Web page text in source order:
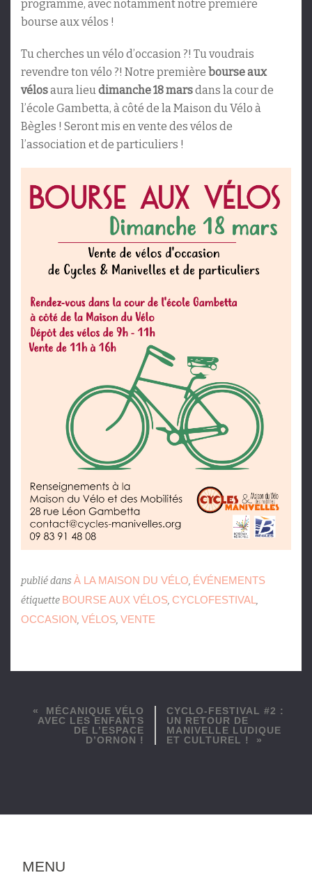
programme, avec notamment notre première
bourse aux vélos !
Tu cherches un vélo d’occasion ?! Tu voudrais
revendre ton vélo ?! Notre première bourse aux
vélosaura lieudimanche 18 marsdans la cour de
l’école Gambetta, à côté de la Maison du Vélo à
Bègles ! Seront mis en vente des vélos de
l’association et de particuliers !
publié dans À LA MAISON DU VÉLO, ÉVÉNEMENTS
étiquette BOURSE AUX VÉLOS, CYCLOFESTIVAL ,
OCCASION, VÉLOS, VENTE
MÉCANIQUE VÉLO
AVEC LES ENFANTS
DE L’ESPACE
D’ORNON !
CYCLO-FESTIVAL #2 :
UN RETOUR DE
MANIVELLE LUDIQUE
ET CULTUREL !
MENU